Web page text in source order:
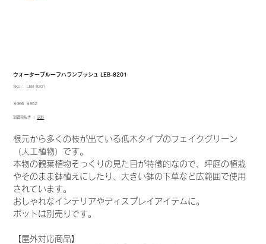
ウォータープルーフハランブッシュ LEB-8201
SKU：
SKU：
LEB-8201
元
価
￥966
セ
ル
格
￥802
消費税抜き | 送料
根元から多くの枝が出ている低木タイプのフェイクグリーン
（人工植物）です。
本物の観葉植物そっくりの見た目が特徴的なので、坪庭の植栽
やそのまま鉢植えにしたり、大きい鉢の下草など広範囲で使用
されています。
おしゃれなインテリアやディスプレイアイテムに。
ポットは別売りです。
【屋外対応商品】